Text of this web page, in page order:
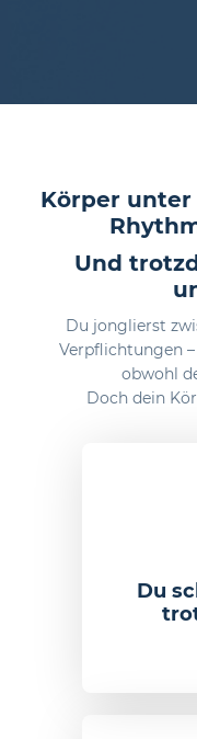
Körper unter
Und
Du jonglierst
Verpflichtungen
obwohl
Doch dein
Du